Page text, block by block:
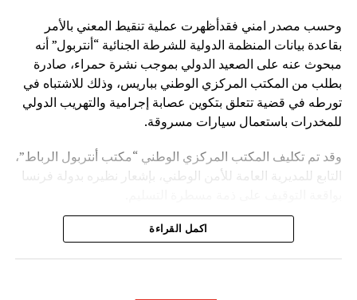
وحسب مصدر امني فقدأظهرت عملية تنقيط المعني بالأمر
بقاعدة بيانات المنظمة الدولية للشرطة الجنائية “أنتربول” أنه
مبحوث عنه على الصعيد الدولي بموجب نشرة حمراء، صادرة
بطلب من المكتب المركزي الوطني بباريس، وذلك للاشتباه في
تورطه في قضية تتعلق بتكوين عصابة إجرامية والتهريب الدولي
للمخدرات باستعمال سيارات مسروقة.
وقد تم تكليف المكتب المركزي الوطني “مكتب أنتربول الرباط”،
التابع للمديرية العامة للأمن الوطني، بإشعار نظيره بدولة فرنسا
ويأتي توقيف المشتبه به في سياق التزام المصالح الأمنية
اكمل القراءة